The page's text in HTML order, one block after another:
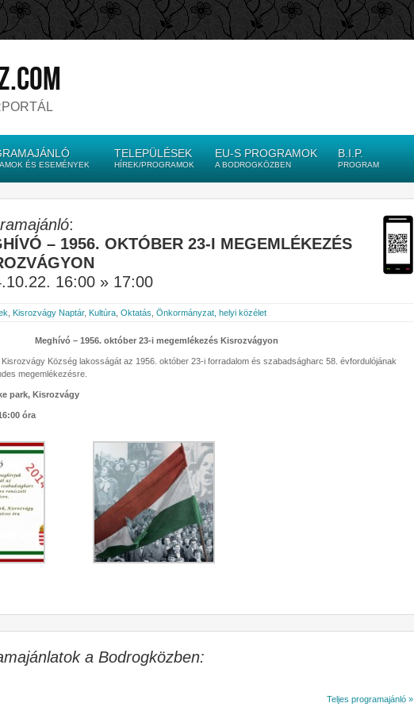
ÉS ESEMÉNYEK
TELEPÜLÉSEK
HÍREK/PROGRAMOK
EU-S PROGRAMOK
A BODROGKÖZBEN
B.I.P.
PROGRAM
:
– 1956. OKTÓBER 23-I MEGEMLÉKEZÉS
16:00 » 17:00
Kisrozvágy Naptár, Kultúra Oktatás Önkormányzat, helyi közélet
Meghívó – 1956. október 23-i megemlékezés Kisrozvágyon
Község lakosságát az 1956. október 23-i forradalom és szabadságharc 58. évfordulójának
megemlékezésre.
park, Kisrozvágy
óra
a Bodrogközben:
Teljes programajánló »